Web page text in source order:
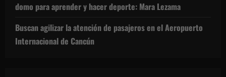
domo para aprender y hacer deporte: Mara Lezama
Buscan agilizar la atención de pasajeros en el Aeropuerto
Internacional de Cancún